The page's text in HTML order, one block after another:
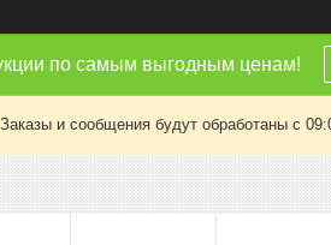
по самым выгодным ценам!
и сообщения будут обработаны с